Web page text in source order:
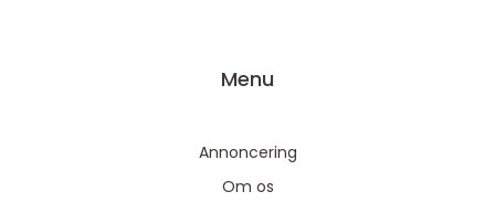
Menu
Annoncering
Om os